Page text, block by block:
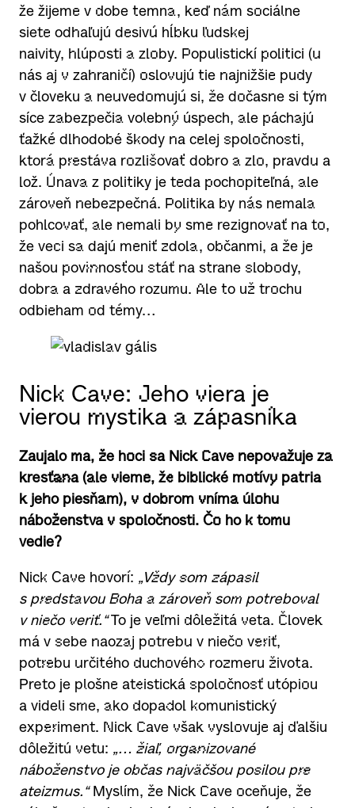
že žijeme v dobe temna, keď nám sociálne
siete odhaľujú desivú hĺbku ľudskej
naivity, hlúposti a zloby. Populistickí politici (u
nás aj v zahraničí) oslovujú tie najnižšie pudy
v človeku a neuvedomujú si, že dočasne si tým
síce zabezpečia volebný úspech, ale páchajú
ťažké dlhodobé škody na celej spoločnosti,
ktorá prestáva rozlišovať dobro a zlo, pravdu a
lož. Únava z politiky je teda pochopiteľná, ale
zároveň nebezpečná. Politika by nás nemala
pohlcovať, ale nemali by sme rezignovať na to,
že veci sa dajú meniť zdola, občanmi, a že je
našou povinnosťou stáť na strane slobody,
dobra a zdravého rozumu. Ale to už trochu
odbieham od témy…
Nick Cave: Jeho viera je
vierou mystika a zápasníka
Zaujalo ma, že hoci sa Nick Cave nepovažuje za
kresťana (ale vieme, že biblické motívy patria
k jeho piesňam), v dobrom vníma úlohu
náboženstva v spoločnosti. Čo ho k tomu
vedie?
Nick Cave hovorí: „Vždy som zápasil
s predstavou Boha a zároveň som potreboval
v niečo veriť.“To je veľmi dôležitá veta. Človek
má v sebe naozaj potrebu v niečo veriť,
potrebu určitého duchového rozmeru života.
Preto je plošne ateistická spoločnosť utópiou
a videli sme, ako dopadol komunistický
experiment. Nick Cave však vyslovuje aj ďalšiu
dôležitú vetu: „… žiaľ, organizované
náboženstvo je občas najväčšou posilou pre
ateizmus.“Myslím, že Nick Cave oceňuje, že